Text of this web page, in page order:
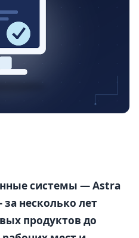
системы — Astra
несколько лет
продуктов до